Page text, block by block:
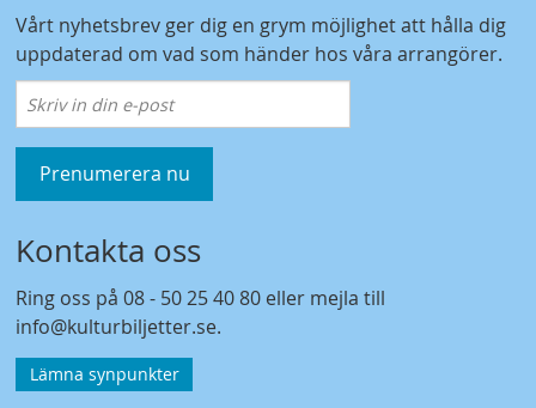
Vårt nyhetsbrev ger dig en grym möjlighet att hålla dig
uppdaterad om vad som händer hos våra arrangörer.
Prenumerera nu
Kontakta oss
Ring oss på08 - 50 25 40 80 eller mejla till
info@kulturbiljetter.se.
Lämna synpunkter